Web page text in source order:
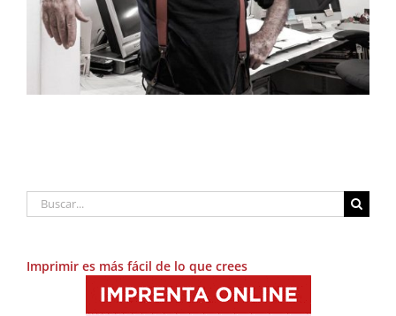
Buscar:
Imprimir es más fácil de lo que crees